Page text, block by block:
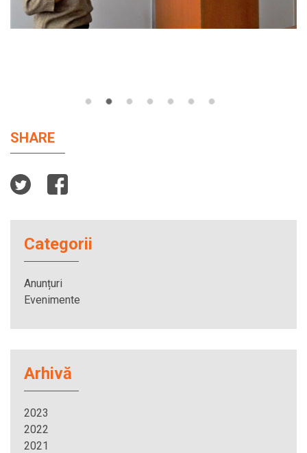
SHARE
Categorii
Anunțuri
Evenimente
Arhivă
2023
2022
2021